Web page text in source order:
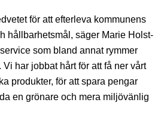
för att efterleva kommunens
hållbarhetsmål, säger Marie Holst-
som bland annat rymmer
har jobbat hårt för att få ner vårt
produkter, för att spara pengar
en grönare och mera miljövänlig